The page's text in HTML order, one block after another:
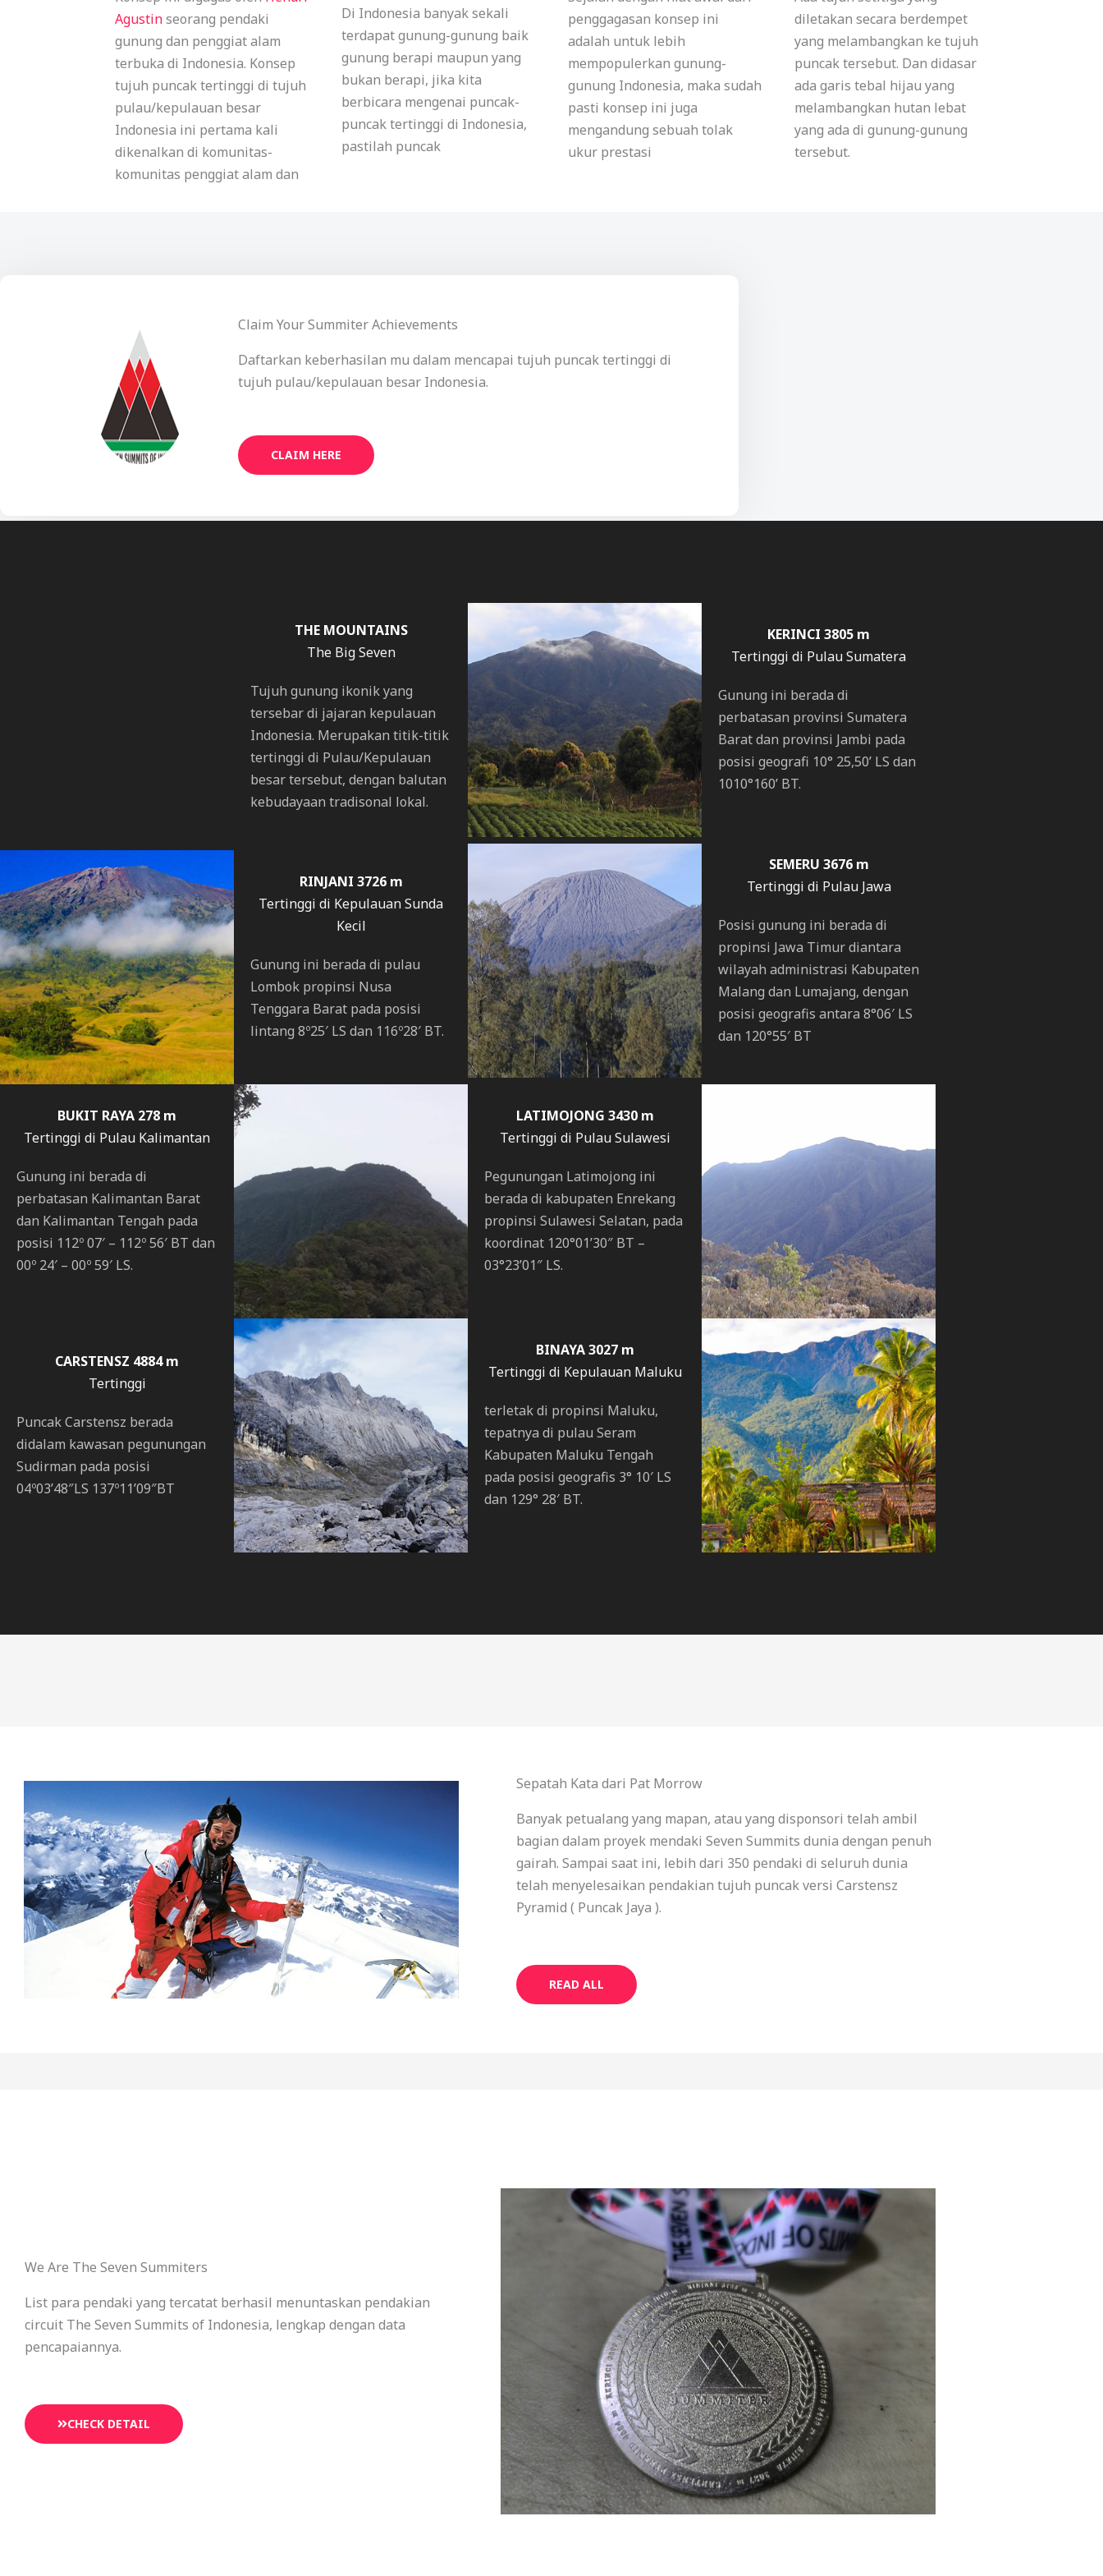
Agustinseorang pendaki
gunung dan penggiat alam
terbuka di Indonesia. Konsep
tujuh puncak tertinggi di tujuh
pulau/kepulauan besar
Indonesia ini pertama kali
dikenalkan di komunitas-
komunitas penggiat alam dan
Di Indonesia banyak sekali
terdapat gunung-gunung baik
gunung berapi maupun yang
bukan berapi, jika kita
berbicara mengenai puncak-
puncak tertinggi di Indonesia,
pastilah puncak
penggagasan konsep ini
adalah untuk lebih
mempopulerkan gunung-
gunung Indonesia, maka sudah
pasti konsep ini juga
mengandung sebuah tolak
ukur prestasi
diletakan secara berdempet
yang melambangkan ke tujuh
puncak tersebut. Dan didasar
ada garis tebal hijau yang
melambangkan hutan lebat
yang ada di gunung-gunung
tersebut.
Claim Your Summiter Achievements
Daftarkan keberhasilan mu dalam mencapai tujuh puncak tertinggi di
tujuh pulau/kepulauan besar Indonesia.
CLAIM HERE
THE MOUNTAINS
The Big Seven
Tujuh gunung ikonik yang
tersebar di jajaran kepulauan
Indonesia. Merupakan titik-titik
tertinggi di Pulau/Kepulauan
besar tersebut, dengan balutan
kebudayaan tradisonal lokal.
RINJANI 3726 m
Tertinggi di Kepulauan Sunda
Kecil
Gunung ini berada di pulau
Lombok propinsi Nusa
Tenggara Barat pada posisi
lintang 8º25′ LS dan 116º28′ BT.
BUKIT RAYA 278 m
Tertinggi di Pulau Kalimantan
Gunung ini berada di
perbatasan Kalimantan Barat
dan Kalimantan Tengah pada
posisi 112º 07′ – 112º 56′ BT dan
00º 24′ – 00º 59′ LS.
CARSTENSZ 4884 m
Tertinggi
Puncak Carstensz berada
didalam kawasan pegunungan
Sudirman pada posisi
04º03’48″LS 137º11’09″BT
KERINCI 3805 m
Tertinggi di Pulau Sumatera
Gunung ini berada di
perbatasan provinsi Sumatera
Barat dan provinsi Jambi pada
posisi geografi 10° 25,50’ LS dan
1010°160’ BT.
SEMERU 3676 m
Tertinggi di Pulau Jawa
Posisi gunung ini berada di
propinsi Jawa Timur diantara
wilayah administrasi Kabupaten
Malang dan Lumajang, dengan
posisi geografis antara 8°06′ LS
dan 120°55′ BT
LATIMOJONG 3430 m
Tertinggi di Pulau Sulawesi
Pegunungan Latimojong ini
berada di kabupaten Enrekang
propinsi Sulawesi Selatan, pada
koordinat 120°01’30″ BT –
03°23’01″ LS.
BINAYA 3027 m
Tertinggi di Kepulauan Maluku
terletak di propinsi Maluku,
tepatnya di pulau Seram
Kabupaten Maluku Tengah
pada posisi geografis 3° 10′ LS
dan 129° 28′ BT.
Sepatah Kata dari Pat Morrow
Banyak petualang yang mapan, atau yang disponsori telah ambil
bagian dalam proyek mendaki Seven Summits dunia dengan penuh
gairah. Sampai saat ini, lebih dari 350 pendaki di seluruh dunia
telah menyelesaikan pendakian tujuh puncak versi Carstensz
Pyramid ( Puncak Jaya ).
READ ALL
We Are The Seven Summiters
List para pendaki yang tercatat berhasil menuntaskan pendakian
circuit The Seven Summits of Indonesia, lengkap dengan data
pencapaiannya.
CHECK DETAIL